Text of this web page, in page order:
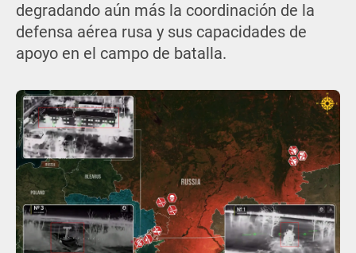
degradando aún más la coordinación de la
defensa aérea rusa y sus capacidades de
apoyo en el campo de batalla.